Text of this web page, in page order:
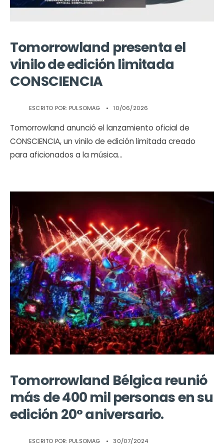
Tomorrowland presenta el
vinilo de edición limitada
CONSCIENCIA
ESCRITO POR: PULSOMAG • 10/06/2026
Tomorrowland anunció el lanzamiento oficial de
CONSCIENCIA, un vinilo de edición limitada creado
para aficionados a la música...
Tomorrowland Bélgica reunió
más de 400 mil personas en su
edición 20° aniversario.
ESCRITO POR: PULSOMAG • 30/07/2024